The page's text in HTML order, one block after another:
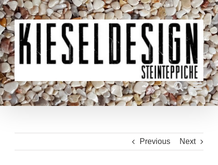
Skip
to
content
Previous Next